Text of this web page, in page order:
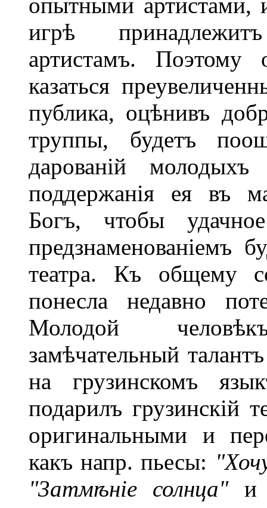
опытными артистами,
игрѣ
артистамъ.
казаться
публика, оцѣнивъ
труппы, будетъ
дарованій
поддержанія ея въ
Богъ, чтобы
предзнаменованіемъ
театра. Къ общему
понесла недавно
Молодой
замѣчательный
на грузинскомъ
подарилъ грузинскій
оригинальными и
какъ напр. пьесы:
"3атмѣніе солнца"и